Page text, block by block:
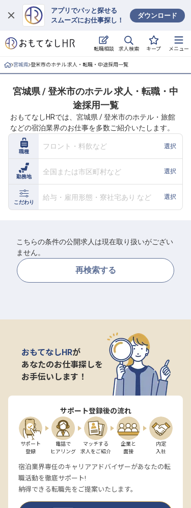
アプリでパッと探せる
スムーズにお仕事探し！
ダウンロード
転職相談 求人検索 キープ メニュー
ログイン
求人・施設を探す
就職・転職 合同説明会
おもてなしHRについて
ご利用の流れ
よくある質問
ホテル・宿泊業界情報コラム
無料 転職サポートに申し込む
採用をお考えの企業様へ
宮城県 登米市のホテル 求人・転職・中途採用一覧
宮城県 / 登米市のホテル 求人・転職・中
途採用一覧
おもてなしHRでは、宮城県 / 登米市のホテル・旅館
などの宿泊業界のお仕事を多数ご紹介いたします。
職種
フロント・料飲など 選択
勤務地
全国または市区町村など 選択
こだわり
給与・雇用形態・寮社宅あり など 選択
こちらの条件の公開求人は現在取り扱いがござい
ません。
再検索する
おもてなしHRが
あなたのお仕事探しを
お手伝いします！
サポート登録後の流れ
サポート
登録
電話で
ヒアリング
マッチする
求人をご紹介
企業と
面接
内定
入社
宿泊業界専任のキャリアアドバイザーがあなたの転
職活動を徹底サポート!
納得できる転職先をご提案いたします。